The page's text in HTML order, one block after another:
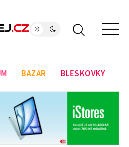
BAZAR BLESKOVKY